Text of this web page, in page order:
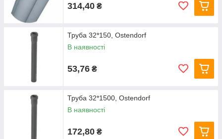
314,40 ₴
Труба 32*150, Ostendorf
В наявності
53,76 ₴
Труба 32*1500, Ostendorf
В наявності
172,80 ₴